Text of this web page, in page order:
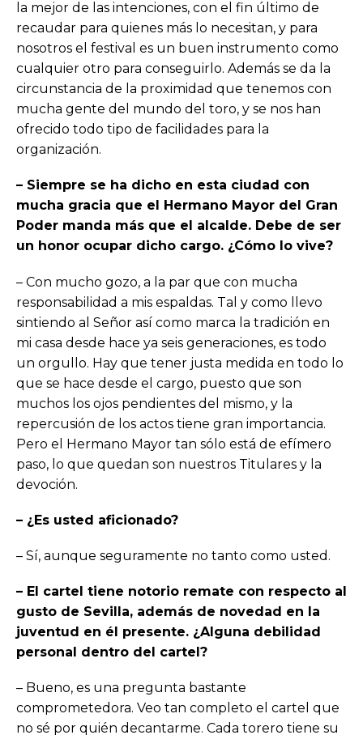
la mejor de las intenciones, con el fin último de
recaudar para quienes más lo necesitan, y para
nosotros el festival es un buen instrumento como
cualquier otro para conseguirlo. Además se da la
circunstancia de la proximidad que tenemos con
mucha gente del mundo del toro, y se nos han
ofrecido todo tipo de facilidades para la
organización.
– Siempre se ha dicho en esta ciudad con
mucha gracia que el Hermano Mayor del Gran
Poder manda más que el alcalde. Debe de ser
un honor ocupar dicho cargo. ¿Cómo lo vive?
– Con mucho gozo, a la par que con mucha
responsabilidad a mis espaldas. Tal y como llevo
sintiendo al Señor así como marca la tradición en
mi casa desde hace ya seis generaciones, es todo
un orgullo. Hay que tener justa medida en todo lo
que se hace desde el cargo, puesto que son
muchos los ojos pendientes del mismo, y la
repercusión de los actos tiene gran importancia.
Pero el Hermano Mayor tan sólo está de efímero
paso, lo que quedan son nuestros Titulares y la
devoción.
– ¿Es usted aficionado?
– Sí, aunque seguramente no tanto como usted.
– El cartel tiene notorio remate con respecto al
gusto de Sevilla, además de novedad en la
juventud en él presente. ¿Alguna debilidad
personal dentro del cartel?
– Bueno, es una pregunta bastante
comprometedora. Veo tan completo el cartel que
no sé por quién decantarme. Cada torero tiene su